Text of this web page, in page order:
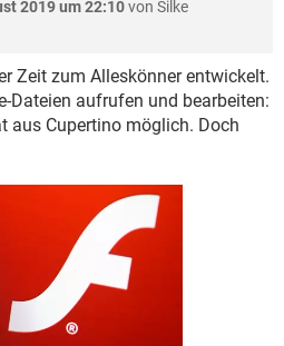
INSTAGRAM
HARDWARE
TIKTOK
HARDWARE
IOS
INSTAGRAM
HARDWARE
STREAMING
IOS
TIKTOK
HARDWARE
2019 um 22:10von Silke
Zeit zum Alleskönner entwickelt.
Dateien aufrufen und bearbeiten:
aus Cupertino möglich. Doch